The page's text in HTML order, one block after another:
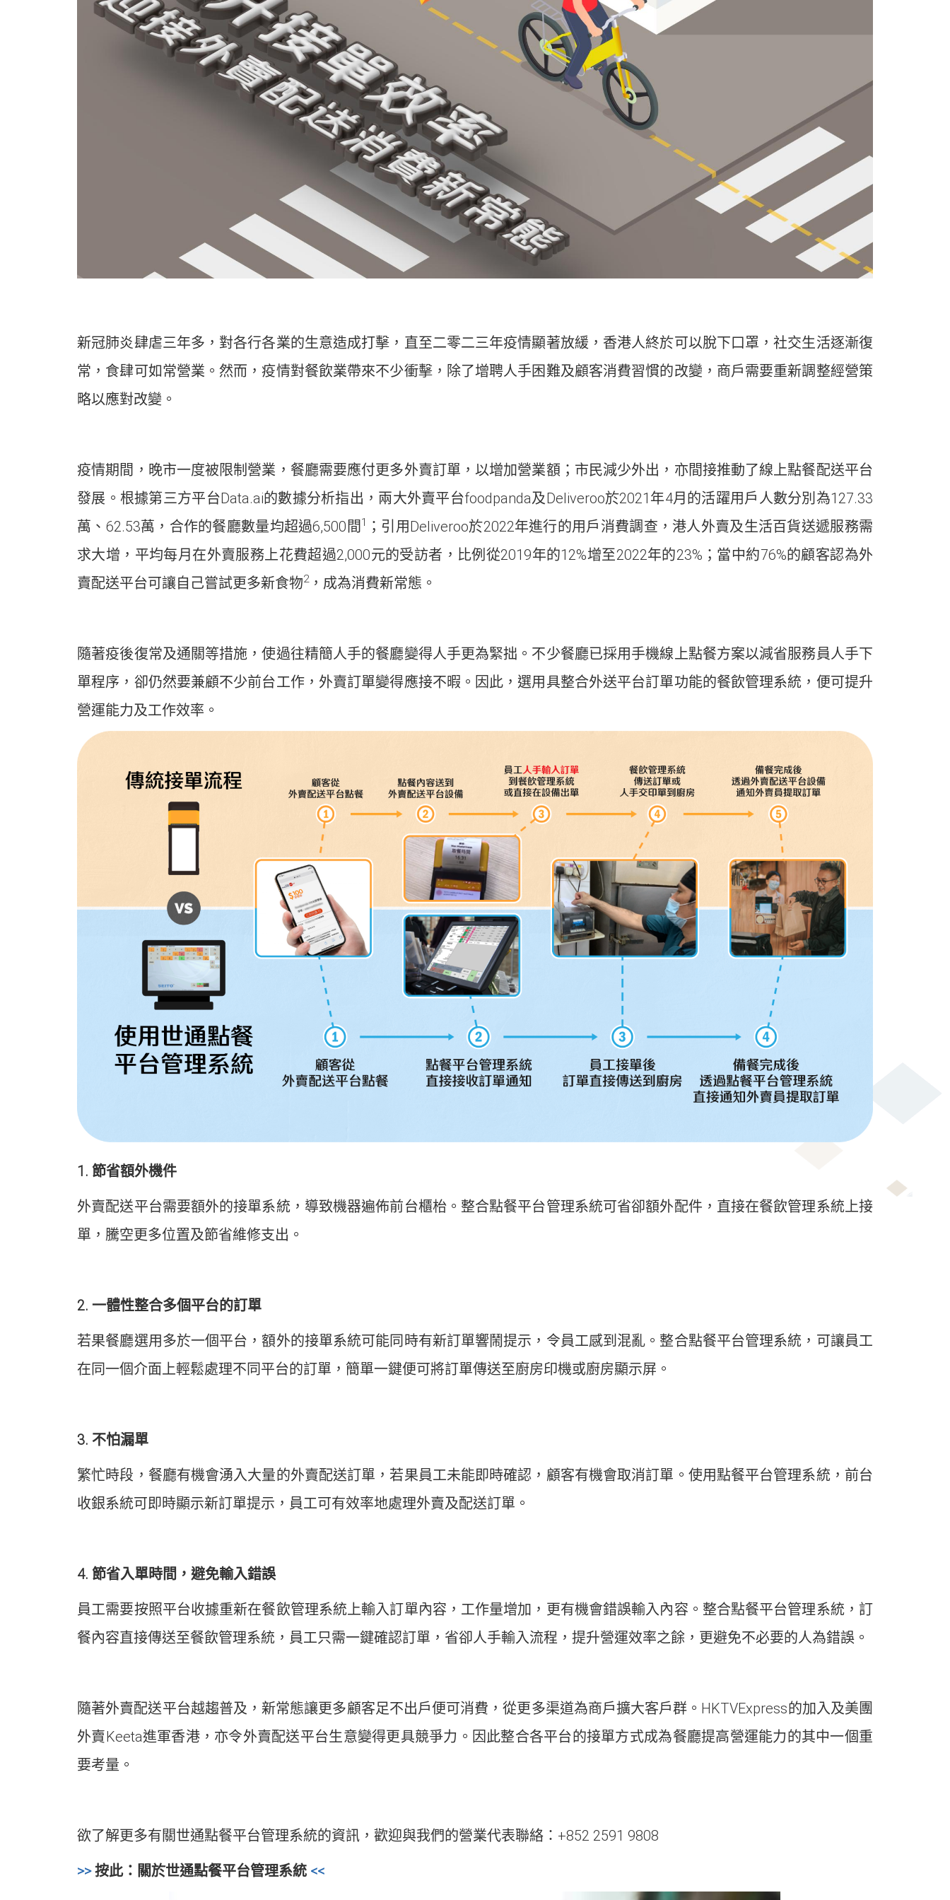
新冠肺炎肆虐三年多，對各行各業的生意造成打擊，直至二零二三年疫情顯著放緩，香港人終於可以脫下口罩，社交生活逐漸復
常，食肆可如常營業。然而，疫情對餐飲業帶來不少衝擊，除了增聘人手困難及顧客消費習慣的改變，商戶需要重新調整經營策
略以應對改變。
疫情期間，晚市一度被限制營業，餐廳需要應付更多外賣訂單，以增加營業額；市民減少外出，亦間接推動了線上點餐配送平台
發展。根據第三方平台Data.ai的數據分析指出，兩大外賣平台foodpanda及Deliveroo於2021年4月的活躍用戶人數分別為127.33
萬、62.53萬，合作的餐廳數量均超過6,500間1 ；引用Deliveroo於2022年進行的用戶消費調查，港人外賣及生活百貨送遞服務需
求大增，平均每月在外賣服務上花費超過2,000元的受訪者，比例從2019年的12%增至2022年的23%；當中約76%的顧客認為外
賣配送平台可讓自己嘗試更多新食物2，成為消費新常態。
隨著疫後復常及通關等措施，使過往精簡人手的餐廳變得人手更為緊拙。不少餐廳已採用手機線上點餐方案以減省服務員人手下
單程序，卻仍然要兼顧不少前台工作，外賣訂單變得應接不暇。因此，選用具整合外送平台訂單功能的餐飲管理系統，便可提升
營運能力及工作效率。
1. 節省額外機件
外賣配送平台需要額外的接單系統，導致機器遍佈前台櫃枱。整合點餐平台管理系統可省卻額外配件，直接在餐飲管理系統上接
單，騰空更多位置及節省維修支出。
2. 一體性整合多個平台的訂單
若果餐廳選用多於一個平台，額外的接單系統可能同時有新訂單響鬧提示，令員工感到混亂。整合點餐平台管理系統，可讓員工
在同一個介面上輕鬆處理不同平台的訂單，簡單一鍵便可將訂單傳送至廚房印機或廚房顯示屏。
3. 不怕漏單
繁忙時段，餐廳有機會湧入大量的外賣配送訂單，若果員工未能即時確認，顧客有機會取消訂單。使用點餐平台管理系統，前台
收銀系統可即時顯示新訂單提示，員工可有效率地處理外賣及配送訂單。
4. 節省入單時間，避免輸入錯誤
員工需要按照平台收據重新在餐飲管理系統上輸入訂單內容，工作量增加，更有機會錯誤輸入內容。整合點餐平台管理系統，訂
餐內容直接傳送至餐飲管理系統，員工只需一鍵確認訂單，省卻人手輸入流程，提升營運效率之餘，更避免不必要的人為錯誤。
隨著外賣配送平台越趨普及，新常態讓更多顧客足不出戶便可消費，從更多渠道為商戶擴大客戶群。HKTVExpress的加入及美團
外賣Keeta進軍香港，亦令外賣配送平台生意變得更具競爭力。因此整合各平台的接單方式成為餐廳提高營運能力的其中一個重
要考量。
欲了解更多有關世通點餐平台管理系統的資訊，歡迎與我們的營業代表聯絡：+852 2591 9808
>>按此：關於世通點餐平台管理系統 <<